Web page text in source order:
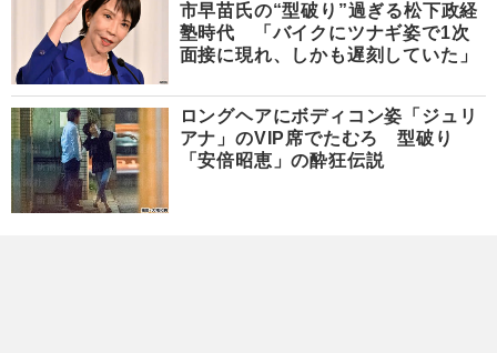
市早苗氏の“型破り”過ぎる松下政経
塾時代 「バイクにツナギ姿で1次
面接に現れ、しかも遅刻していた」
ロングヘアにボディコン姿「ジュリ
アナ」のVIP席でたむろ 型破り
「安倍昭恵」の酔狂伝説